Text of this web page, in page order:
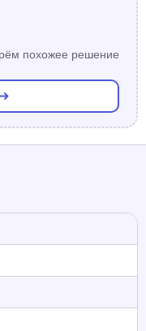
похожее решение